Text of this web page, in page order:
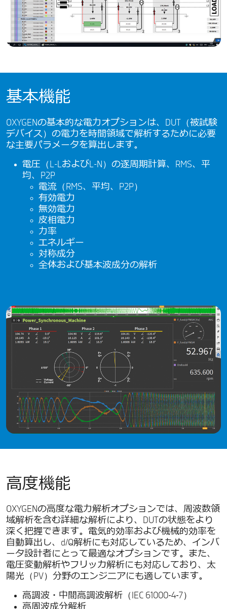
基本機能
OXYGENの基本的な電力オプションは、DUT（被試験
デバイス）の電力を時間領域で解析するために必要
な主要パラメータを算出します。
電圧（L-LおよびL-N）の逐周期計算、RMS、平
均、P2P
電流（RMS、平均、P2P）
有効電力
無効電力
皮相電力
力率
エネルギー
対称成分
全体および基本波成分の解析
高度機能
OXYGENの高度な電力解析オプションでは、周波数領
域解析を含む詳細な解析により、DUTの状態をより
深く把握できます。電気的効率および機械的効率を
自動算出し、d/Q解析にも対応しているため、インバ
ータ設計者にとって最適なオプションです。また、
電圧変動解析やフリッカ解析にも対応しており、太
陽光（PV）分野のエンジニアにも適しています。
高調波・中間高調波解析（IEC 61000‑4‑7）
高周波成分解析